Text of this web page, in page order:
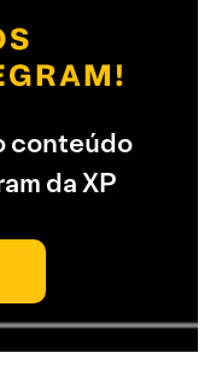
conteúdo
da XP